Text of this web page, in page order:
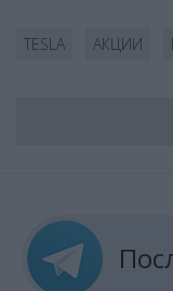
TESLA АКЦИИ